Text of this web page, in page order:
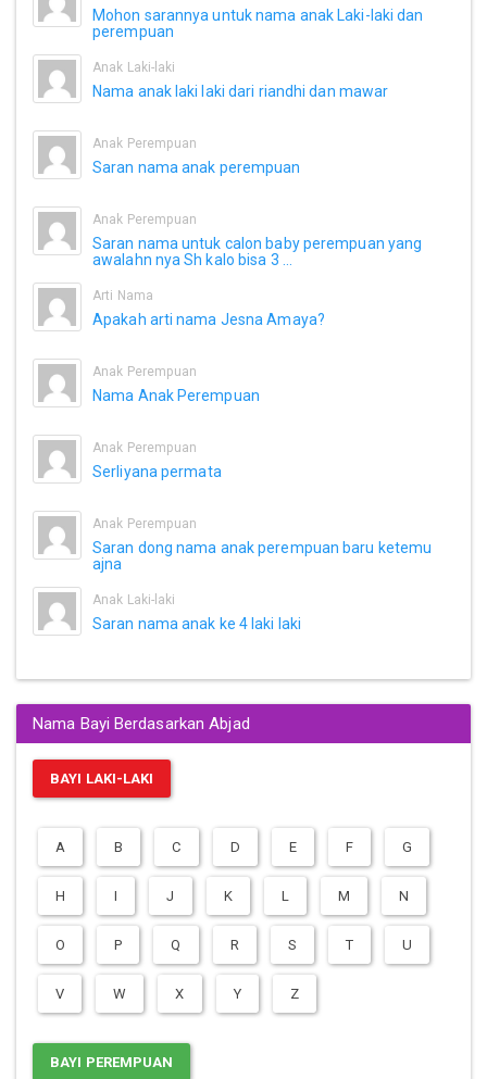
Mohon sarannya untuk nama anak Laki-laki dan
perempuan
Anak Laki-laki
Nama anak laki laki dari riandhi dan mawar
Anak Perempuan
Saran nama anak perempuan
Anak Perempuan
Saran nama untuk calon baby perempuan yang
awalahn nya Sh kalo bisa 3 ...
Arti Nama
Apakah arti nama Jesna Amaya?
Anak Perempuan
Nama Anak Perempuan
Anak Perempuan
Serliyana permata
Anak Perempuan
Saran dong nama anak perempuan baru ketemu
ajna
Anak Laki-laki
Saran nama anak ke 4 laki laki
Nama Bayi Berdasarkan Abjad
BAYI LAKI-LAKI
A B C D E F G
H I J K L M N
O P Q R S T U
V W X Y Z
BAYI PEREMPUAN